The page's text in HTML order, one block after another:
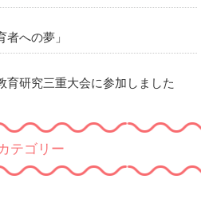
への夢」
育研究三重大会に参加しました
テゴリー